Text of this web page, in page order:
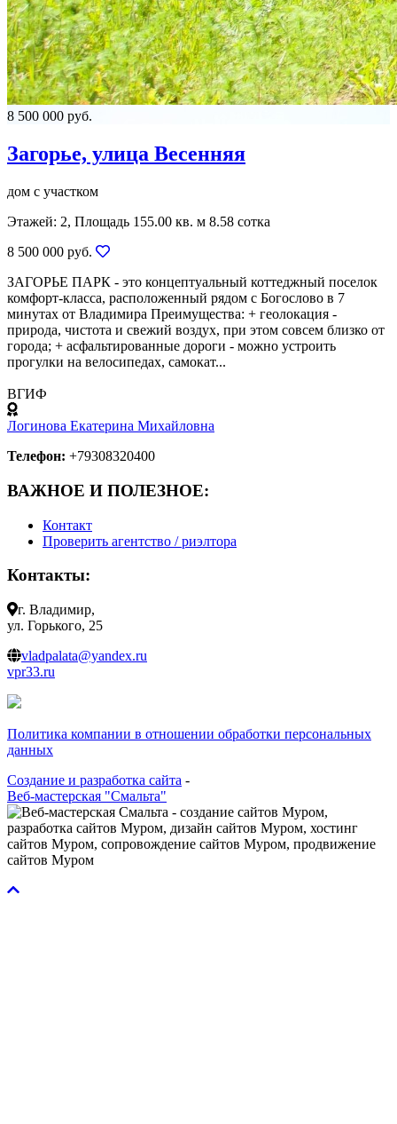
8 500 000 руб.
Загорье, улица Весенняя
дом с участком
Этажей: 2, Площадь 155.00 кв. м 8.58 сотка
8 500 000 руб.
ЗАГОРЬЕ ПАРК - это концептуальный коттеджный поселок
комфорт-класса, расположенный рядом с Богослово в 7
минутах от Владимира Преимущества: + геолокация -
природа, чистота и свежий воздух, при этом совсем близко от
города; + асфальтированные дороги - можно устроить
прогулки на велосипедах, самокат...
ВГИФ
Логинова Екатерина Михайловна
Телефон: +79308320400
ВАЖНОЕ И ПОЛЕЗНОЕ:
Контакт
Проверить агентство / риэлтора
Контакты:
г. Владимир,
ул. Горького, 25
vladpalata@yandex.ru
vpr33.ru
Политика компании в отношении обработки персональных
данных
Создание и разработка сайта -
Веб-мастерская "Смальта"